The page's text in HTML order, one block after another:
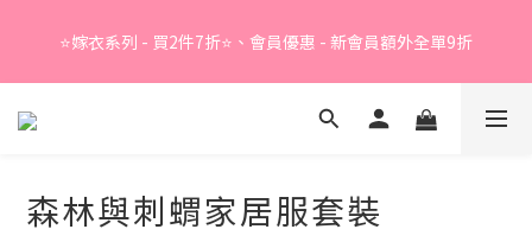
⭐嫁衣系列 - 買2件7折⭐、會員優惠 - 新會員額外全單9折
Summer Sale - 精選睡衣買2件折❤️
森林與刺蝟家居服套裝